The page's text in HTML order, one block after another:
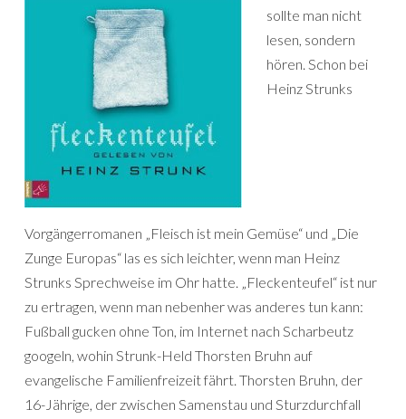
sollte man nicht
lesen, sondern
hören. Schon bei
Heinz Strunks
Vorgängerromanen „Fleisch ist mein Gemüse“ und „Die
Zunge Europas“ las es sich leichter, wenn man Heinz
Strunks Sprechweise im Ohr hatte. „Fleckenteufel“ ist nur
zu ertragen, wenn man nebenher was anderes tun kann:
Fußball gucken ohne Ton, im Internet nach Scharbeutz
googeln, wohin Strunk-Held Thorsten Bruhn auf
evangelische Familienfreizeit fährt. Thorsten Bruhn, der
16-Jährige, der zwischen Samenstau und Sturzdurchfall